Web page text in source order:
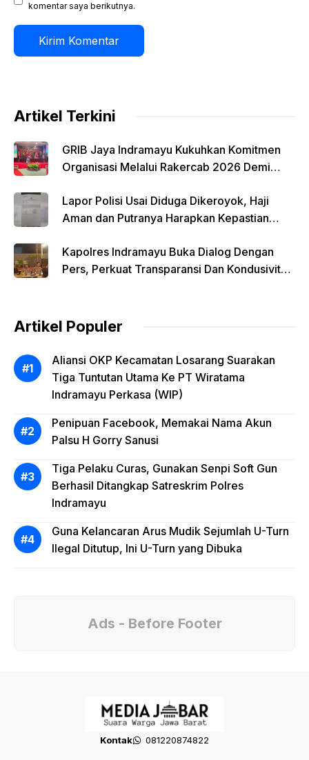
komentar saya berikutnya.
Artikel Terkini
GRIB Jaya Indramayu Kukuhkan Komitmen
Organisasi Melalui Rakercab 2026 Demi
Lapor Polisi Usai Diduga Dikeroyok, Haji
Aman dan Putranya Harapkan Kepastian
Kapolres Indramayu Buka Dialog Dengan
Pers, Perkuat Transparansi Dan Kondusivitas
Artikel Populer
Aliansi OKP Kecamatan Losarang Suarakan
Tiga Tuntutan Utama Ke PT Wiratama
Indramayu Perkasa (WIP)
Penipuan Facebook, Memakai Nama Akun
Palsu H Gorry Sanusi
Tiga Pelaku Curas, Gunakan Senpi Soft Gun
Berhasil Ditangkap Satreskrim Polres
Indramayu
Guna Kelancaran Arus Mudik Sejumlah U-Turn
Ilegal Ditutup, Ini U-Turn yang Dibuka
Ads - Before Footer
Kontak 081220874822